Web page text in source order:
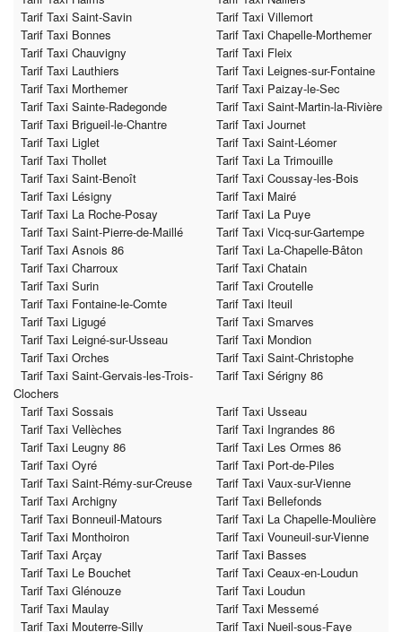
Tarif Taxi Saint-Savin
Tarif Taxi Villemort
Tarif Taxi Bonnes
Tarif Taxi Chapelle-Morthemer
Tarif Taxi Chauvigny
Tarif Taxi Fleix
Tarif Taxi Lauthiers
Tarif Taxi Leignes-sur-Fontaine
Tarif Taxi Morthemer
Tarif Taxi Paizay-le-Sec
Tarif Taxi Sainte-Radegonde
Tarif Taxi Saint-Martin-la-Rivière
Tarif Taxi Brigueil-le-Chantre
Tarif Taxi Journet
Tarif Taxi Liglet
Tarif Taxi Saint-Léomer
Tarif Taxi Thollet
Tarif Taxi La Trimouille
Tarif Taxi Saint-Benoît
Tarif Taxi Coussay-les-Bois
Tarif Taxi Lésigny
Tarif Taxi Mairé
Tarif Taxi La Roche-Posay
Tarif Taxi La Puye
Tarif Taxi Saint-Pierre-de-Maillé
Tarif Taxi Vicq-sur-Gartempe
Tarif Taxi Asnois 86
Tarif Taxi La-Chapelle-Bâton
Tarif Taxi Charroux
Tarif Taxi Chatain
Tarif Taxi Surin
Tarif Taxi Croutelle
Tarif Taxi Fontaine-le-Comte
Tarif Taxi Iteuil
Tarif Taxi Ligugé
Tarif Taxi Smarves
Tarif Taxi Leigné-sur-Usseau
Tarif Taxi Mondion
Tarif Taxi Orches
Tarif Taxi Saint-Christophe
Tarif Taxi Saint-Gervais-les-Trois-
Clochers
Tarif Taxi Sérigny 86
Tarif Taxi Sossais
Tarif Taxi Usseau
Tarif Taxi Vellèches
Tarif Taxi Ingrandes 86
Tarif Taxi Leugny 86
Tarif Taxi Les Ormes 86
Tarif Taxi Oyré
Tarif Taxi Port-de-Piles
Tarif Taxi Saint-Rémy-sur-Creuse
Tarif Taxi Vaux-sur-Vienne
Tarif Taxi Archigny
Tarif Taxi Bellefonds
Tarif Taxi Bonneuil-Matours
Tarif Taxi La Chapelle-Moulière
Tarif Taxi Monthoiron
Tarif Taxi Vouneuil-sur-Vienne
Tarif Taxi Arçay
Tarif Taxi Basses
Tarif Taxi Le Bouchet
Tarif Taxi Ceaux-en-Loudun
Tarif Taxi Glénouze
Tarif Taxi Loudun
Tarif Taxi Maulay
Tarif Taxi Messemé
Tarif Taxi Mouterre-Silly
Tarif Taxi Nueil-sous-Faye